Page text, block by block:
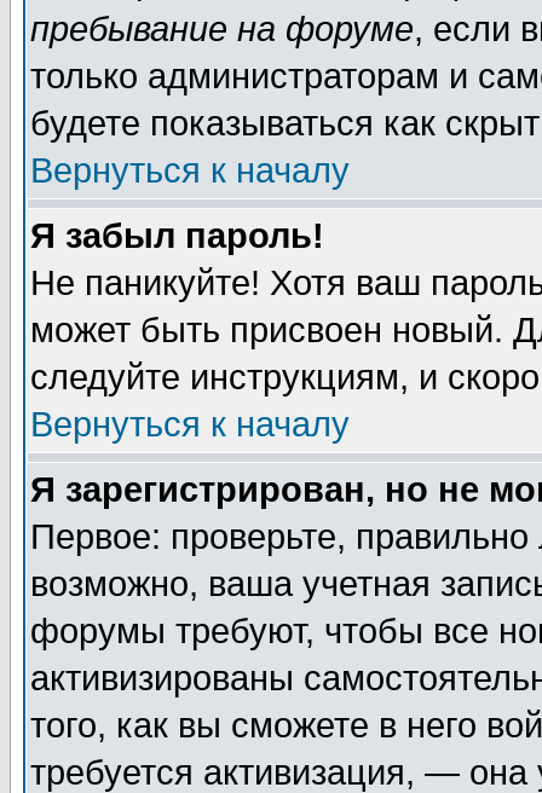
пребывание на форуме, если
только администраторам и
будете показываться как
Вернуться к началу
Я забыл пароль!
Не паникуйте! Хотя ваш
может быть присвоен новый.
следуйте инструкциям, и
Вернуться к началу
Я зарегистрирован, но не
Первое: проверьте,
возможно, ваша учетная
форумы требуют, чтобы все
активизированы
того, как вы сможете в него
требуется активизация, —